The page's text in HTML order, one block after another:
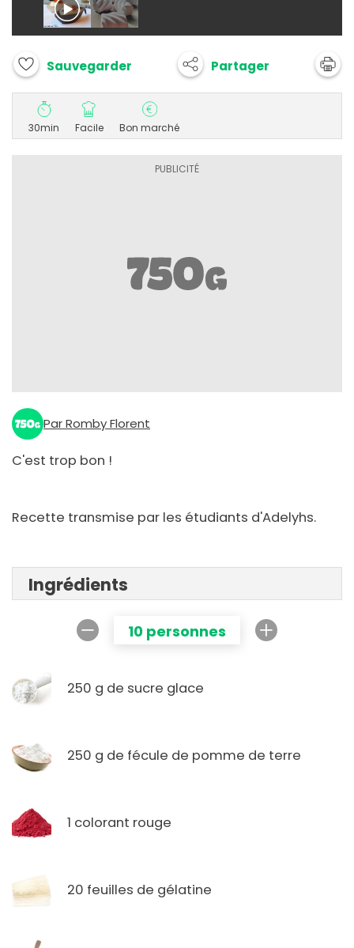
Sauvegarder Partager
30min Facile Bon marché
Par Romby Florent
C'est trop bon !
Recette transmise par les étudiants d'Adelyhs.
Ingrédients
10 personnes
250 g de sucre glace
250 g de fécule de pomme de terre
1 colorant rouge
20 feuilles de gélatine